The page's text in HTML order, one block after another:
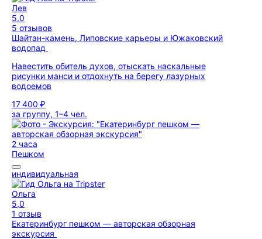
Лев
5,0
5 отзывов
Шайтан-камень, Липовские карьеры и Южаковский
водопад
Навестить обитель духов, отыскать наскальные
рисунки манси и отдохнуть на берегу лазурных
водоемов
17 400 ₽
за группу, 1–4 чел.
2 часа
Пешком
индивидуальная
Ольга
5,0
1 отзыв
Екатеринбург пешком — авторская обзорная
экскурсия